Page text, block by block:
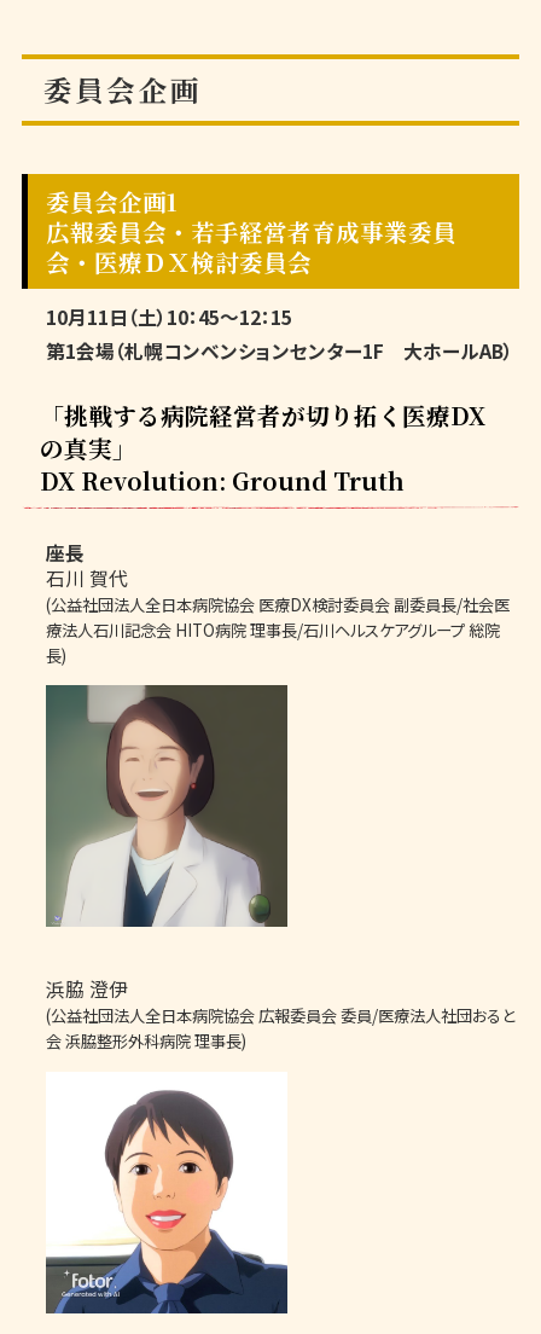
委員会企画
委員会企画1
広報委員会・若手経営者育成事業委員
会・医療ＤＸ検討委員会
10月11日（土）10：45～12：15
第1会場（札幌コンベンションセンター1F 大ホールAB）
「挑戦する病院経営者が切り拓く医療DX
の真実」
DX Revolution: Ground Truth
座長
石川 賀代
(公益社団法人全日本病院協会 医療DX検討委員会 副委員長/社会医
療法人石川記念会 HITO病院 理事長/石川ヘルスケアグループ 総院
長)
浜脇 澄伊
(公益社団法人全日本病院協会 広報委員会 委員/医療法人社団おると
会 浜脇整形外科病院 理事長)